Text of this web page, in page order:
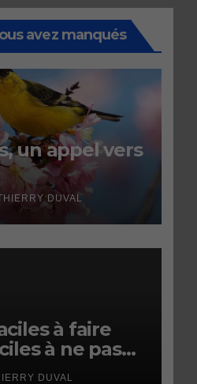
avez manqués
un appel vers
DUVAL
à faire
à ne pas
DUVAL